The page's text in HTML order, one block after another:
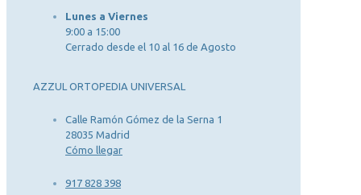
Lunes a Viernes
9:00 a 15:00
Cerrado desde el 10 al 16 de Agosto
AZZUL ORTOPEDIA UNIVERSAL
Calle Ramón Gómez de la Serna 1
28035 Madrid
Cómo llegar
917 828 398